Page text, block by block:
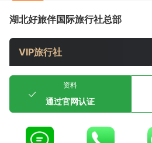
湖北好旅伴国际旅行社总部
VIP旅行社
资料
通过官网认证